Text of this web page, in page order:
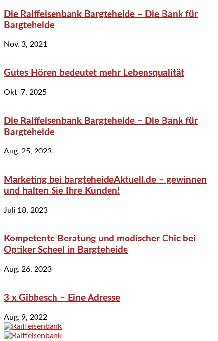
Die Raiffeisenbank Bargteheide – Die Bank für
Bargteheide
Nov. 3, 2021
Gutes Hören bedeutet mehr Lebensqualität
Okt. 7, 2025
Die Raiffeisenbank Bargteheide – Die Bank für
Bargteheide
Aug. 25, 2023
Marketing bei bargteheideAktuell.de – gewinnen
und halten Sie Ihre Kunden!
Juli 18, 2023
Kompetente Beratung und modischer Chic bei
Optiker Scheel in Bargteheide
Aug. 26, 2023
3 x Gibbesch – Eine Adresse
Aug. 9, 2022